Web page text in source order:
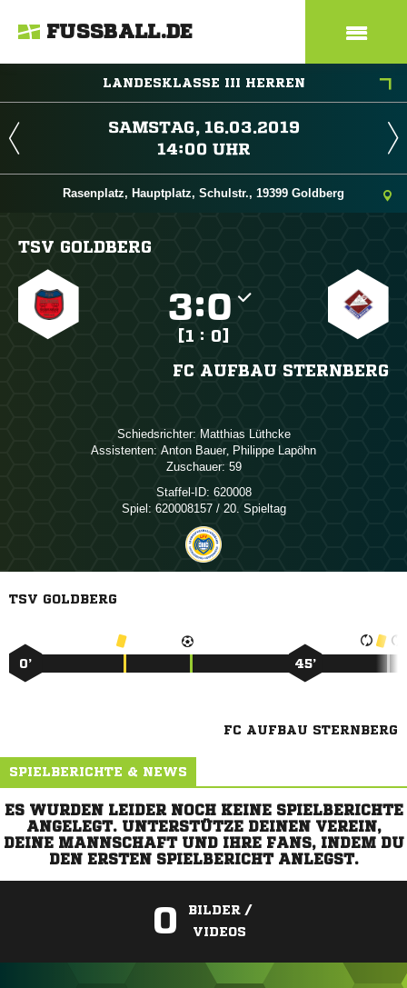
FUSSBALL.DE
LANDESKLASSE III HERREN
 
 
Rasenplatz, Hauptplatz, Schulstr., 19399 Goldberg
TSV GOLDBERG
:
[1 : 0]
FC AUFBAU STERNBERG
Schiedsrichter:  
Assistenten:  ,  
Zuschauer: 59
Staffel-ID: 620008
Spiel: 620008157 / 20. Spieltag
TSV GOLDBERG
0’ 45’
FC AUFBAU STERNBERG
SPIELBERICHTE & NEWS
ES WURDEN LEIDER NOCH KEINE SPIELBERICHTE
ANGELEGT. UNTERSTÜTZE DEINEN VEREIN,
DEINE MANNSCHAFT UND IHRE FANS, INDEM DU
DEN ERSTEN SPIELBERICHT ANLEGST.
0
BILDER /
VIDEOS